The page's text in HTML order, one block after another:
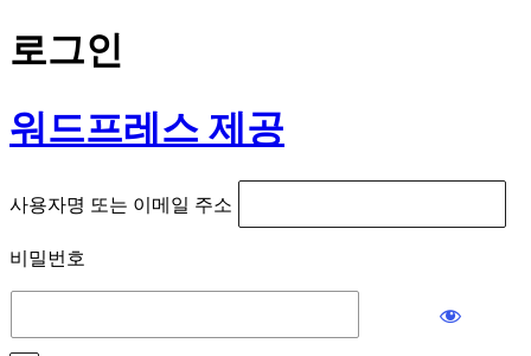
로그인
워드프레스 제공
사용자명 또는 이메일 주소
비밀번호